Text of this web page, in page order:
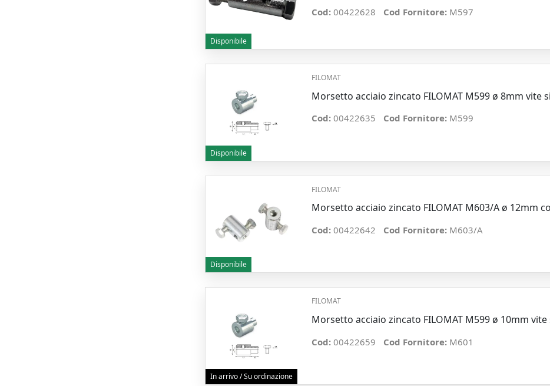
Disponibile
Cod: 00422628 Cod Fornitore: M597
Disponibile
FILOMAT
Morsetto acciaio zincato FILOMAT M599 ø 8mm vite
Cod: 00422635 Cod Fornitore: M599
Disponibile
FILOMAT
Morsetto acciaio zincato FILOMAT M603/A ø 12mm
Cod: 00422642 Cod Fornitore: M603/A
In arrivo / Su ordinazione
FILOMAT
Morsetto acciaio zincato FILOMAT M599 ø 10mm
Cod: 00422659 Cod Fornitore: M601